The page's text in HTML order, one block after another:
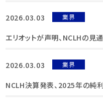
2026.03.03 業界
エリオットが声明、NCLHの見
2026.03.03 業界
NCLH決算発表、2025年の純